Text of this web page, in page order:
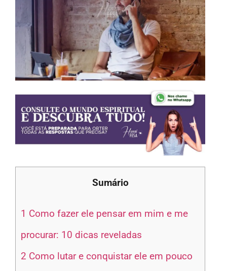
Sumário
1 Como fazer ele pensar em mim e me
procurar: 10 dicas reveladas
2 Como lutar e conquistar ele em pouco